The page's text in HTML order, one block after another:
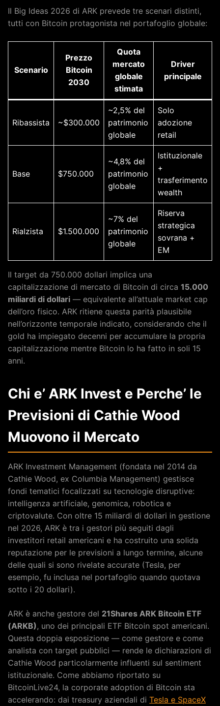
Il Big Ideas 2026 di ARK prevede tre scenari distinti,
tutti con Bitcoin protagonista nel portafoglio globale:
Scenario
Prezzo
Bitcoin
2030
Quota
mercato
globale
stimata
Driver
principale
Ribassista ~$300.000
~2,5% del
patrimonio
globale
Solo
adozione
retail
Base $750.000
~4,8% del
patrimonio
globale
Istituzionale
+
trasferimento
wealth
Rialzista $1.500.000
~7% del
patrimonio
globale
Riserva
strategica
sovrana +
EM
Il target da 750.000 dollari implica una
capitalizzazione di mercato di Bitcoin di circa 15.000
miliardi di dollari — equivalente all’attuale market cap
dell’oro fisico. ARK ritiene questa parità plausibile
nell’orizzonte temporale indicato, considerando che il
gold ha impiegato decenni per accumulare la propria
capitalizzazione mentre Bitcoin lo ha fatto in soli 15
anni.
Chi e’ ARK Invest e Perche’ le
Previsioni di Cathie Wood
Muovono il Mercato
ARK Investment Management (fondata nel 2014 da
Cathie Wood, ex Columbia Management) gestisce
fondi tematici focalizzati su tecnologie disruptive:
intelligenza artificiale, genomica, robotica e
criptovalute. Con oltre 15 miliardi di dollari in gestione
nel 2026, ARK è tra i gestori più seguiti dagli
investitori retail americani e ha costruito una solida
reputazione per le previsioni a lungo termine, alcune
delle quali si sono rivelate accurate (Tesla, per
esempio, fu inclusa nel portafoglio quando quotava
sotto i 20 dollari).
ARK è anche gestore del 21Shares ARK Bitcoin ETF
(ARKB), uno dei principali ETF Bitcoin spot americani.
Questa doppia esposizione — come gestore e come
analista con target pubblici — rende le dichiarazioni di
Cathie Wood particolarmente influenti sul sentiment
istituzionale. Come abbiamo riportato su
BitcoinLive24, la corporate adoption di Bitcoin sta
accelerando: dai treasury aziendali di Tesla e SpaceX